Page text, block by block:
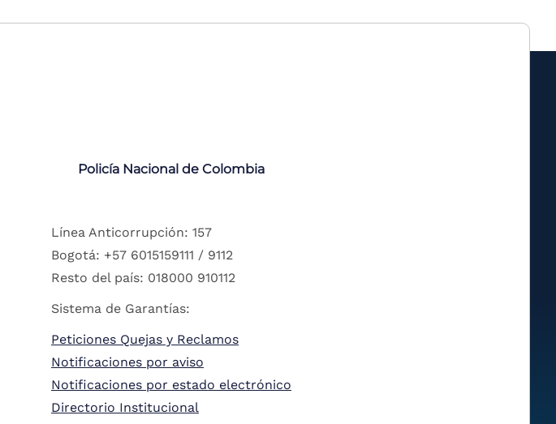
Policía Nacional de Colombia
Línea Anticorrupción: 157
Bogotá: +57 6015159111 / 9112
Resto del país: 018000 910112
Sistema de Garantías:
Peticiones Quejas y Reclamos
Notificaciones por aviso
Notificaciones por estado electrónico
Directorio Institucional